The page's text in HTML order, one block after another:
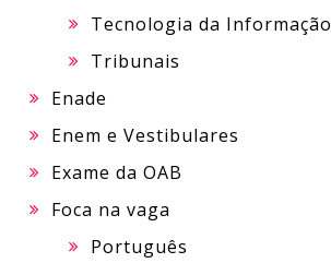
Tecnologia da Informação
Tribunais
Enade
Enem e Vestibulares
Exame da OAB
Foca na vaga
Português